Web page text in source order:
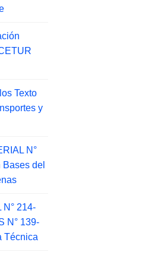
Texto
y
N°
del
N° 214-
N° 139-
Técnica